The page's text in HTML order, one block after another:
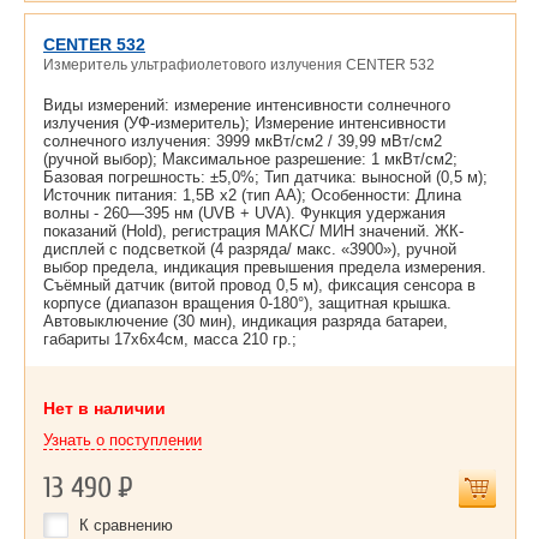
CENTER 532
Измеритель ультрафиолетового излучения CENTER 532
Виды измерений: измерение интенсивности солнечного
излучения (УФ-измеритель); Измерение интенсивности
солнечного излучения: 3999 мкВт/см2 / 39,99 мВт/см2
(ручной выбор); Максимальное разрешение: 1 мкВт/см2;
Базовая погрешность: ±5,0%; Тип датчика: выносной (0,5 м);
Источник питания: 1,5В х2 (тип АА); Особенности: Длина
волны - 260—395 нм (UVB + UVA). Функция удержания
показаний (Hold), регистрация МАКС/ МИН значений. ЖК-
дисплей с подсветкой (4 разряда/ макс. «3900»), ручной
выбор предела, индикация превышения предела измерения.
Съёмный датчик (витой провод 0,5 м), фиксация сенсора в
корпусе (диапазон вращения 0-180°), защитная крышка.
Автовыключение (30 мин), индикация разряда батареи,
габариты 17х6х4cм, масса 210 гр.;
Нет в наличии
Узнать о поступлении
13 490Р
К сравнению